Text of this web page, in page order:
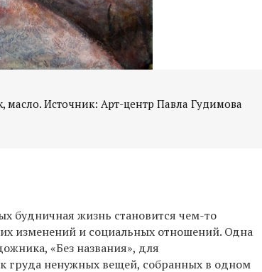
масло. Источник: Арт-центр Павла Гудимова
будничная жизнь становится чем-то
изменений и социальных отношений. Одна
«Без названия», для
груда ненужных вещей, собранных в одном